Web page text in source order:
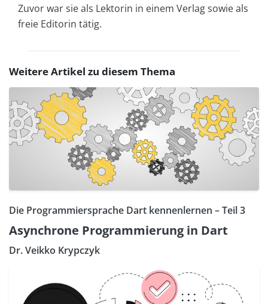
Zuvor war sie als Lektorin in einem Verlag sowie als
freie Editorin tätig.
Weitere Artikel zu diesem Thema
Die Programmiersprache Dart kennenlernen – Teil 3
Asynchrone Programmierung in Dart
Dr. Veikko Krypczyk